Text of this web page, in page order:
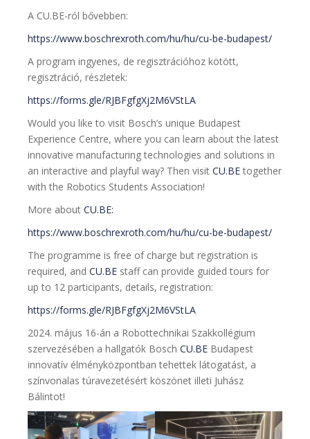
A CU.BE-ról bővebben:
https://www.boschrexroth.com/hu/hu/cu-be-budapest/
A program ingyenes, de regisztrációhoz kötött,
regisztráció, részletek:
https://forms.gle/RJBFgfgXj2M6VStLA
Would you like to visit Bosch’s unique Budapest
Experience Centre, where you can learn about the latest
innovative manufacturing technologies and solutions in
an interactive and playful way? Then visit CU.BE together
with the Robotics Students Association!
More about CU.BE:
https://www.boschrexroth.com/hu/hu/cu-be-budapest/
The programme is free of charge but registration is
required, and CU.BE staff can provide guided tours for
up to 12 participants, details, registration:
https://forms.gle/RJBFgfgXj2M6VStLA
2024. május 16-án a Robottechnikai Szakkollégium
szervezésében a hallgatók Bosch CU.BE Budapest
innovatív élményközpontban tehettek látogatást, a
színvonalas túravezetésért köszönet illeti Juhász
Bálintot!